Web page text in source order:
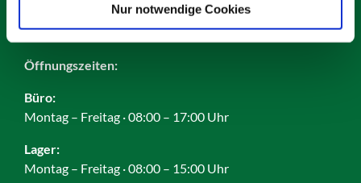
Nur notwendige Cookies
Öffnungszeiten:
Büro:
Montag – Freitag · 08:00 – 17:00 Uhr
Lager:
Montag – Freitag · 08:00 – 15:00 Uhr